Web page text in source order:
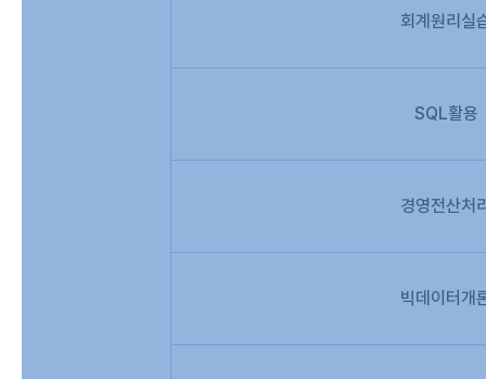
회계원리실
SQL활용
경영전산처
빅데이터개